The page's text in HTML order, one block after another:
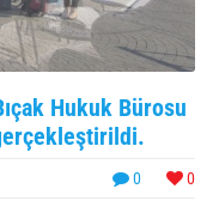
Hukuk Bürosu
0 0